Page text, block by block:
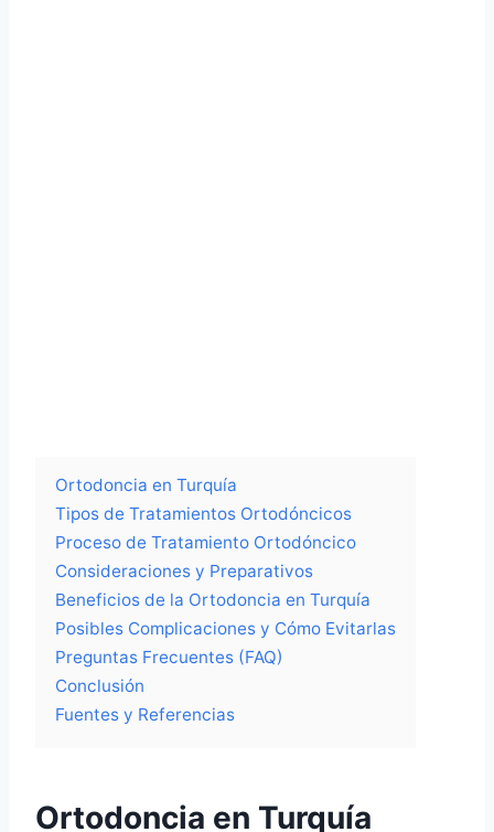
Ortodoncia en Turquía
Tipos de Tratamientos Ortodóncicos
Proceso de Tratamiento Ortodóncico
Consideraciones y Preparativos
Beneficios de la Ortodoncia en Turquía
Posibles Complicaciones y Cómo Evitarlas
Preguntas Frecuentes (FAQ)
Conclusión
Fuentes y Referencias
Ortodoncia en Turquía